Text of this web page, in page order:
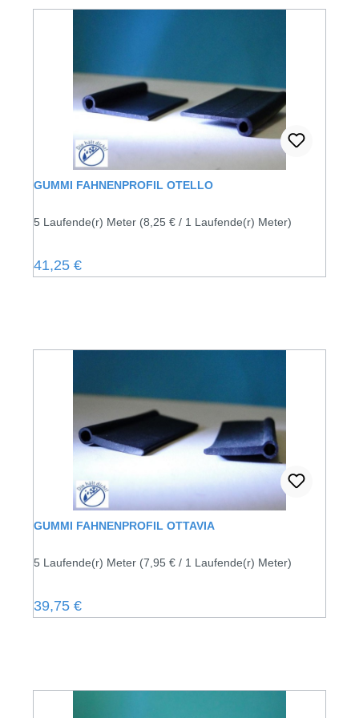
GUMMI FAHNENPROFIL OTELLO
5 Laufende(r) Meter (8,25 € / 1 Laufende(r) Meter)
Regulärer Preis:
41,25 €
GUMMI FAHNENPROFIL OTTAVIA
5 Laufende(r) Meter (7,95 € / 1 Laufende(r) Meter)
Regulärer Preis:
39,75 €